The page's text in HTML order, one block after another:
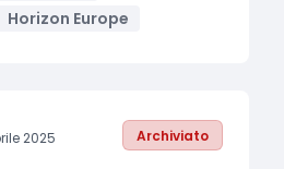
Horizon Europe
2025 Archiviato